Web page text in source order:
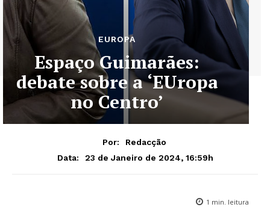
EUROPA
Espaço Guimarães:
debate sobre a ‘EUropa
no Centro’
Por:
Redacção
Data:
23 de Janeiro de 2024, 16:59h
1 min. leitura